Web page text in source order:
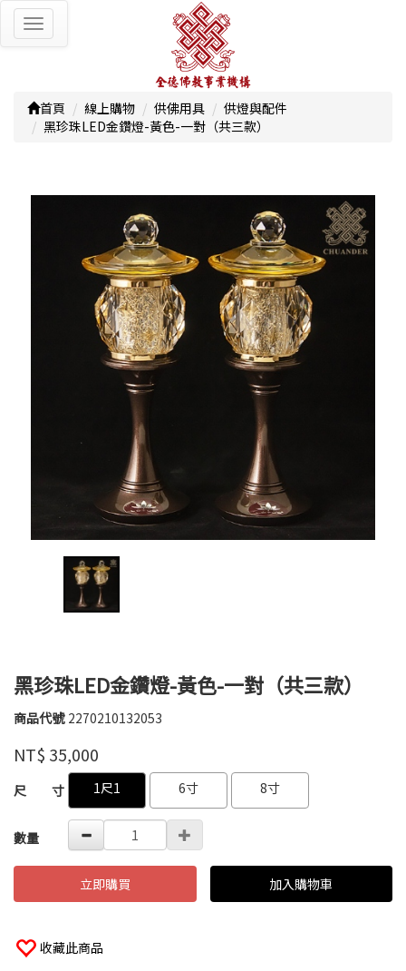
Toggle
navigation
首頁 線上購物 供佛用具
供燈與配件
黑珍珠LED金鑽燈-黃色-一對（共三款）
黑珍珠LED金鑽燈-黃色-一對（共三款）
商品代號 2270210132053
2270210132053
品牌
鑫
NT$ 35,000
GOODS000000000000000016868 GOODS000000000000000016655
尺 寸 1尺1 6寸 8寸
數量
立即購買 加入購物車
收藏此商品